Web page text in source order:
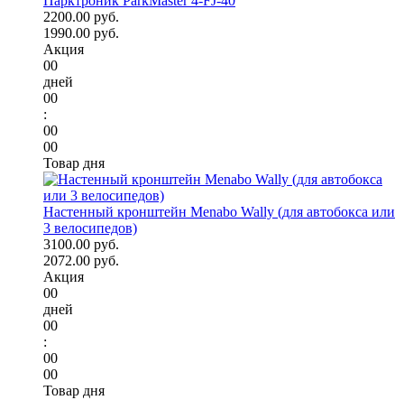
2200.00 руб.
1990.00 руб.
Акция
00
дней
00
:
00
00
Товар дня
Настенный кронштейн Menabo Wally (для автобокса или
3 велосипедов)
3100.00 руб.
2072.00 руб.
Акция
00
дней
00
:
00
00
Товар дня